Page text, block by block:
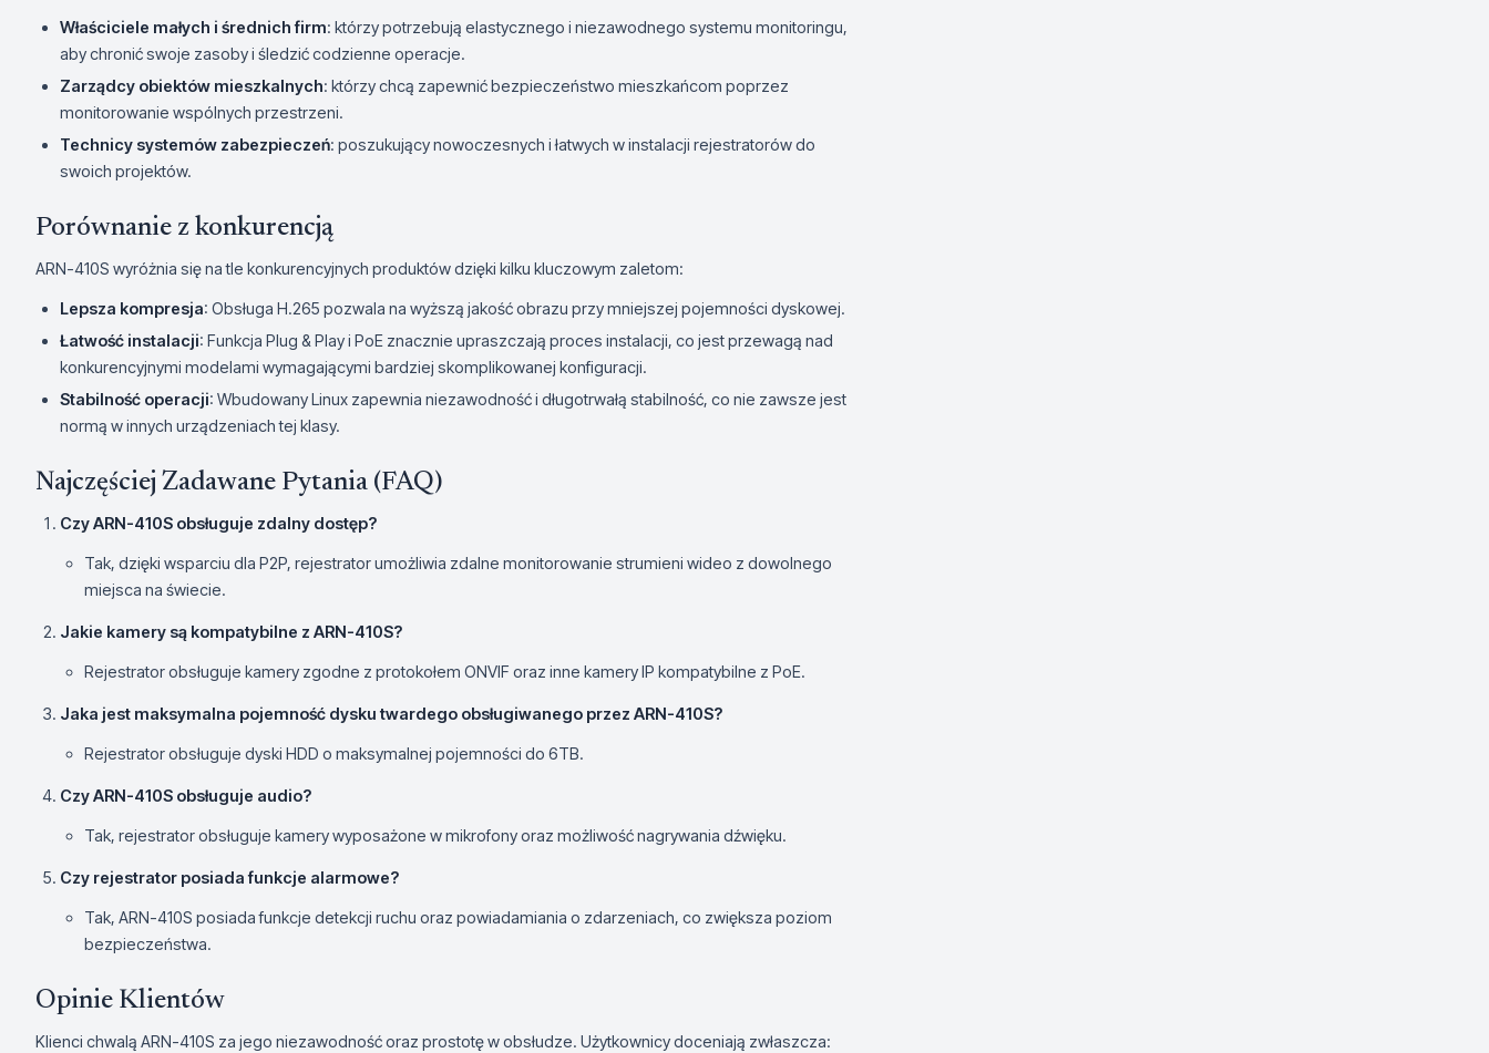
Właściciele małych i średnich firm: którzy potrzebują elastycznego i niezawodnego systemu monitoringu,
aby chronić swoje zasoby i śledzić codzienne operacje.
Zarządcy obiektów mieszkalnych: którzy chcą zapewnić bezpieczeństwo mieszkańcom poprzez
monitorowanie wspólnych przestrzeni.
Technicy systemów zabezpieczeń: poszukujący nowoczesnych i łatwych w instalacji rejestratorów do
swoich projektów.
Porównanie z konkurencją
ARN-410S wyróżnia się na tle konkurencyjnych produktów dzięki kilku kluczowym zaletom:
Lepsza kompresja: Obsługa H.265 pozwala na wyższą jakość obrazu przy mniejszej pojemności dyskowej.
Łatwość instalacji: Funkcja Plug & Play i PoE znacznie upraszczają proces instalacji, co jest przewagą nad
konkurencyjnymi modelami wymagającymi bardziej skomplikowanej konfiguracji.
Stabilność operacji: Wbudowany Linux zapewnia niezawodność i długotrwałą stabilność, co nie zawsze jest
normą w innych urządzeniach tej klasy.
Najczęściej Zadawane Pytania (FAQ)
Czy ARN-410S obsługuje zdalny dostęp?
Tak, dzięki wsparciu dla P2P, rejestrator umożliwia zdalne monitorowanie strumieni wideo z dowolnego
miejsca na świecie.
Jakie kamery są kompatybilne z ARN-410S?
Rejestrator obsługuje kamery zgodne z protokołem ONVIF oraz inne kamery IP kompatybilne z PoE.
Jaka jest maksymalna pojemność dysku twardego obsługiwanego przez ARN-410S?
Rejestrator obsługuje dyski HDD o maksymalnej pojemności do 6TB.
Czy ARN-410S obsługuje audio?
Tak, rejestrator obsługuje kamery wyposażone w mikrofony oraz możliwość nagrywania dźwięku.
Czy rejestrator posiada funkcje alarmowe?
Tak, ARN-410S posiada funkcje detekcji ruchu oraz powiadamiania o zdarzeniach, co zwiększa poziom
bezpieczeństwa.
Opinie Klientów
Klienci chwalą ARN-410S za jego niezawodność oraz prostotę w obsłudze. Użytkownicy doceniają zwłaszcza: